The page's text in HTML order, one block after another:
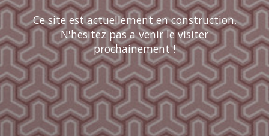
Ce site est actuellement en construction.
N'hesitez pas a venir le visiter
prochainement !